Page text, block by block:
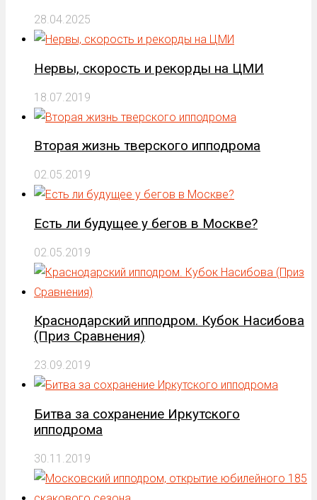
28.04.2025
Нервы, скорость и рекорды на ЦМИ
18.07.2019
Вторая жизнь тверского ипподрома
02.05.2019
Есть ли будущее у бегов в Москве?
02.05.2019
Краснодарский ипподром. Кубок Насибова
(Приз Сравнения)
23.09.2019
Битва за сохранение Иркутского
ипподрома
30.11.2019